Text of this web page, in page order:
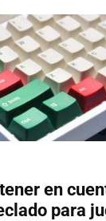
en
para